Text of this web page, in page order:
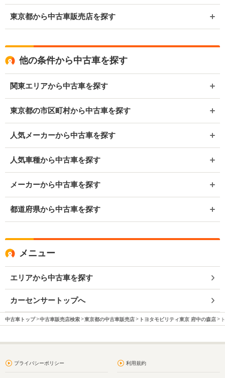
東京都から中古車販売店を探す
他の条件から中古車を探す
関東エリアから中古車を探す
東京都の市区町村から中古車を探す
人気メーカーから中古車を探す
人気車種から中古車を探す
メーカーから中古車を探す
都道府県から中古車を探す
メニュー
エリアから中古車を探す
カーセンサートップへ
中古車トップ 中古車販売店検索 東京都の中古車販売店 トヨタモビリティ東京 府中の森店
プライバシーポリシー 利用規約